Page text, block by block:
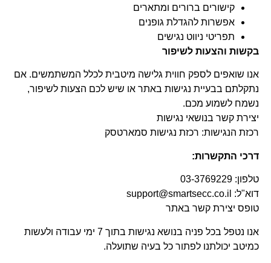
קישורים ברורים ומתארים
אפשרות להגדלת גופנים
תפריטי ניווט נגישים
בקשות והצעות לשיפור
אנו שואפים לספק חווית גלישה מיטבית לכלל המשתמשים. אם
נתקלתם בבעיית נגישות באתר או שיש לכם הצעות לשיפור,
נשמח לשמוע מכם.
יצירת קשר בנושאי נגישות
רכזת הנגישות: רכזת נגישות סמארטסק
דרכי התקשרות:
טלפון: 03-3769229
דוא"ל: support@smartsecc.co.il
טופס יצירת קשר באתר
אנו נטפל בכל פניה בנושא נגישות בתוך 7 ימי עבודה ולעשות
כמיטב יכולתנו לפתור כל בעיה שתועלה.